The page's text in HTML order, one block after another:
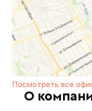
Посмотреть все
О